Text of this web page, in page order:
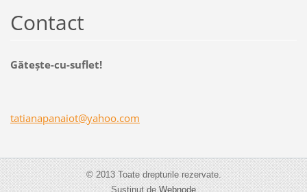
Contact
Găteşte-cu-suflet!
tatianapanaiot@yahoo.com
© 2013 Toate drepturile rezervate.
Susținut deWebnode